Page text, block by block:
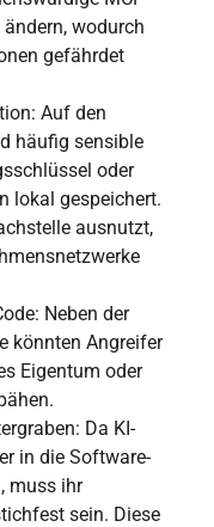
wodurch
gefährdet
Auf den
häufig sensible
oder
lokal gespeichert.
ausnutzt,
Neben der
könnten Angreifer
Eigentum oder
Da KI-
in die Software-
muss ihr
sein. Diese